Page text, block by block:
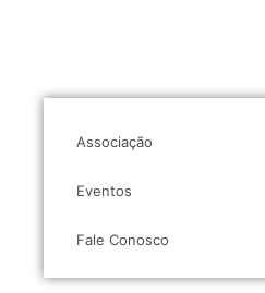
Associação
Eventos
Fale Conosco